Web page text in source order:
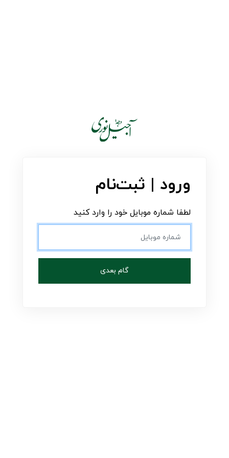
ورود | ثبت‌نام
لطفا شماره موبایل خود را وارد کنید
گام بعدی